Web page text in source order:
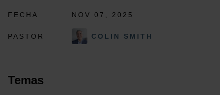
FECHA NOV 07, 2025
PASTOR COLIN SMITH
Temas